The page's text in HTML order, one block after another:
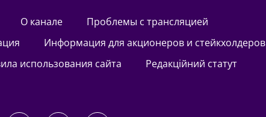
О канале
Проблемы с трансляцией
Информация для акционеров и стейкхолдеров
использования сайта Редакційний статут